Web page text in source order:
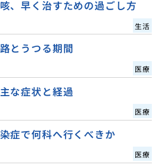
、早く治すための過ごし方
生活
とうつる期間
医療
な症状と経過
医療
症で何科へ行くべきか
医療